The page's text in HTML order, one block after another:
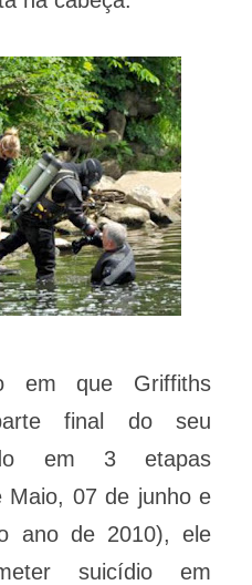
em que Griffiths
final do seu
em 3 etapas
Maio, 07 de junho e
ano de 2010), ele
suicídio em